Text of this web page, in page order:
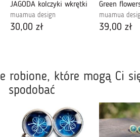
JAGODA kolczyki wkrętki
muamua design
30,00 zł
muamua
39,00 zł
robione, które mogą Ci
spodobać